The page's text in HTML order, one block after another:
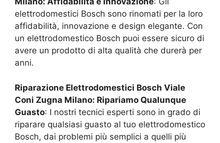
elettrodomestici Bosch sono rinomati per la loro
affidabilità, innovazione e design elegante. Con
un elettrodomestico Bosch puoi essere sicuro di
avere un prodotto di alta qualità che durerà per
anni.
Riparazione Elettrodomestici Bosch Viale
Coni Zugna Milano: Ripariamo Qualunque
Guasto: I nostri tecnici esperti sono in grado di
riparare qualsiasi guasto al tuo elettrodomestico
Bosch, dai problemi più semplici a quelli più